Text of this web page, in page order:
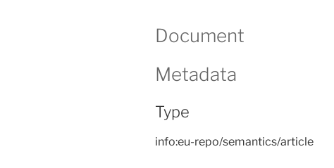
Document
Metadata
Type
info:eu-repo/semantics/article